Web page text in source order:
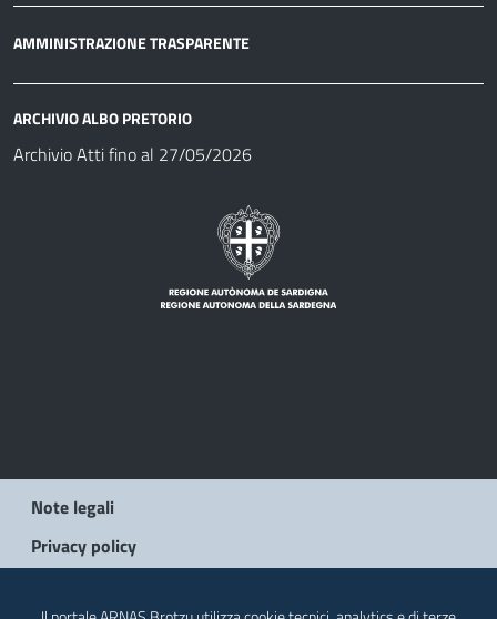
AMMINISTRAZIONE TRASPARENTE
ARCHIVIO ALBO PRETORIO
Archivio Atti fino al 27/05/2026
Note legali
Privacy policy